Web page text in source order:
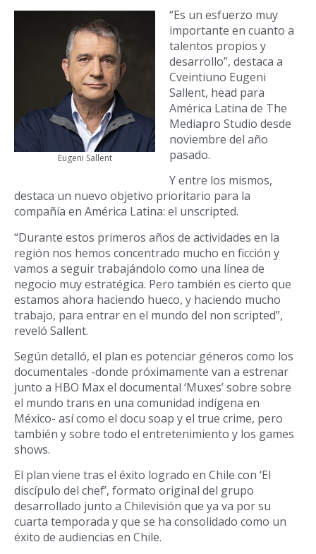
Eugeni Sallent
“Es un esfuerzo muy
importante en cuanto a
talentos propios y
desarrollo”, destaca a
Cveintiuno Eugeni
Sallent, head para
América Latina de The
Mediapro Studio desde
noviembre del año
pasado.
Y entre los mismos,
destaca un nuevo objetivo prioritario para la
compañía en América Latina: el unscripted.
“Durante estos primeros años de actividades en la
región nos hemos concentrado mucho en ficción y
vamos a seguir trabajándolo como una línea de
negocio muy estratégica. Pero también es cierto que
estamos ahora haciendo hueco, y haciendo mucho
trabajo, para entrar en el mundo del non scripted”,
reveló Sallent.
Según detalló, el plan es potenciar géneros como los
documentales -donde próximamente van a estrenar
junto a HBO Max el documental ‘Muxes’ sobre sobre
el mundo trans en una comunidad indígena en
México- así como el docu soap y el true crime, pero
también y sobre todo el entretenimiento y los games
shows.
El plan viene tras el éxito logrado en Chile con ‘El
discípulo del chef’, formato original del grupo
desarrollado junto a Chilevisión que ya va por su
cuarta temporada y que se ha consolidado como un
éxito de audiencias en Chile.